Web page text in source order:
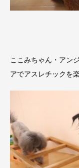
ここみちゃん・アン
アでアスレチックを